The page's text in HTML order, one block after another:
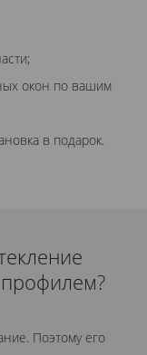
окон по вашим
в подарок.
Поэтому его